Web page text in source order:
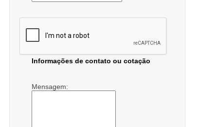
Informações de contato ou cotação
Mensagem: